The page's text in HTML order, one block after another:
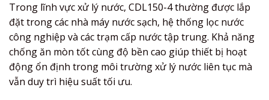
Trong lĩnh vực xử lý nước, CDL150-4 thường được lắp
đặt trong các nhà máy nước sạch, hệ thống lọc nước
công nghiệp và các trạm cấp nước tập trung. Khả năng
chống ăn mòn tốt cùng độ bền cao giúp thiết bị hoạt
động ổn định trong môi trường xử lý nước liên tục mà
vẫn duy trì hiệu suất tối ưu.